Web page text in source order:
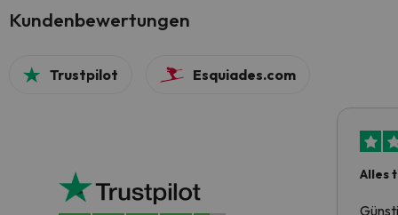
Kundenbewertungen
Trustpilot Esquiades.com
Alles